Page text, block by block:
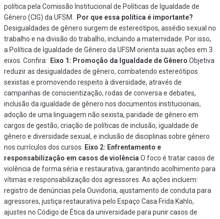
política pela Comissão Institucional de Políticas de Igualdade de
Gênero (CIG) da UFSM.
Por que essa política é importante?
Desigualdades de gênero surgem de estereótipos, assédio sexual no
trabalho e na divisão do trabalho, incluindo a maternidade. Por isso,
a Política de Igualdade de Gênero da UFSM orienta suas ações em 3
eixos. Confira:
Eixo 1: Promoção da Igualdade de Gênero Objetiva
reduzir as desigualdades de gênero, combatendo estereótipos
sexistas e promovendo respeito à diversidade, através de
campanhas de conscientização, rodas de conversa e debates,
inclusão da igualdade de gênero nos documentos institucionais,
adoção de uma linguagem não sexista, paridade de gênero em
cargos de gestão, criação de políticas de inclusão, igualdade de
gênero e diversidade sexual, e inclusão de disciplinas sobre gênero
nos currículos dos cursos.
Eixo 2: Enfrentamento e
responsabilização em casos de violência O foco é tratar casos de
violência de forma séria e restaurativa, garantindo acolhimento para
vítimas e responsabilização dos agressores. As ações incluem:
registro de denúncias pela Ouvidoria, ajustamento de conduta para
agressores, justiça restaurativa pelo Espaço Casa Frida Kahlo,
ajustes no Código de Ética da universidade para punir casos de